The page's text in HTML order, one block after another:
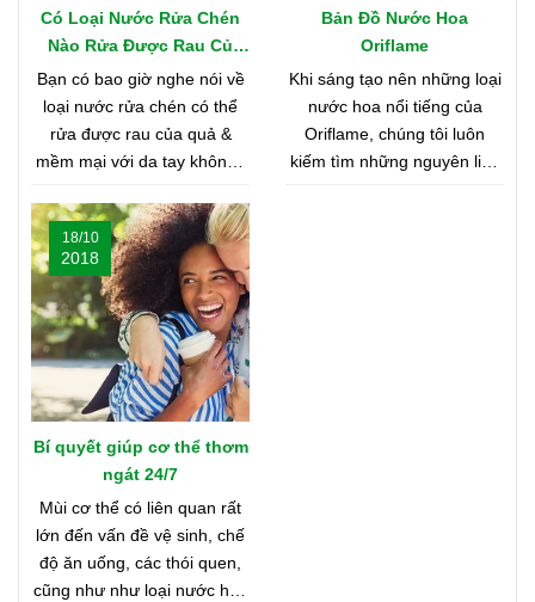
Có Loại Nước Rửa Chén
Nào Rửa Được Rau Củ
Quả & Mềm Mại Với Da
Tay?
Bạn có bao giờ nghe nói về
loại nước rửa chén có thể
rửa được rau của quả &
mềm mại với da tay không?
bạn hãy cùng shop tìm hiểu
nhé
Bản Đồ Nước Hoa
Oriflame
Khi sáng tạo nên những loại
nước hoa nổi tiếng của
Oriflame, chúng tôi luôn
kiếm tìm những nguyên liệu
Bí quyết giúp cơ thể thơm
ngát 24/7
18/10
2018
Mùi cơ thể có liên quan rất
lớn đến vấn đề vệ sinh, chế
độ ăn uống, các thói quen,
cũng như như loại nước hoa